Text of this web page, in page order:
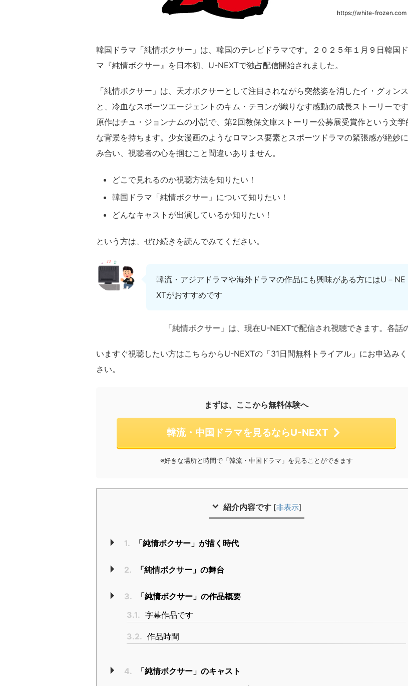
https://white-frozen.com
韓国ドラマ「純情ボクサー」は、韓国のテレビドラマです。２０２５年１月９日韓国
マ『純情ボクサー』を日本初、U-NEXTで独占配信開始されました。
「純情ボクサー」は、天才ボクサーとして注目されながら突然姿を消したイ・グォン
と、冷血なスポーツエージェントのキム・テヨンが織りなす感動の成長ストーリーです
原作はチュ・ジョンナムの小説で、第2回教保文庫ストーリー公募展受賞作という文学
な背景を持ちます。少女漫画のようなロマンス要素とスポーツドラマの緊張感が絶妙
み合い、視聴者の心を掴むこと間違いありません。
どこで見れるのか視聴方法を知りたい！
韓国ドラマ「純情ボクサー」について知りたい！
どんなキャストが出演しているか知りたい！
という方は、ぜひ続きを読んでみてください。
韓流・アジアドラマや海外ドラマの作品にも興味がある方にはU－NE
XTがおすすめです
「純情ボクサー」は、現在U-NEXTで配信され視聴できます。各話の概略も
いますぐ視聴したい方はこちらからU-NEXTの「31日間無料トライアル」にお申込み
さい。
まずは、ここから無料体験へ
韓流・中国ドラマを見るならU-NEXT
※好きな場所と時間で「韓流・中国ドラマ」を見ることができます
紹介内容です [非表示]
1. 「純情ボクサー」が描く時代
2. 「純情ボクサー」の舞台
3.
「純情ボクサー」の作品概要
3.1. 字幕作品です
3.2. 作品時間
4.
「純情ボクサー」のキャスト